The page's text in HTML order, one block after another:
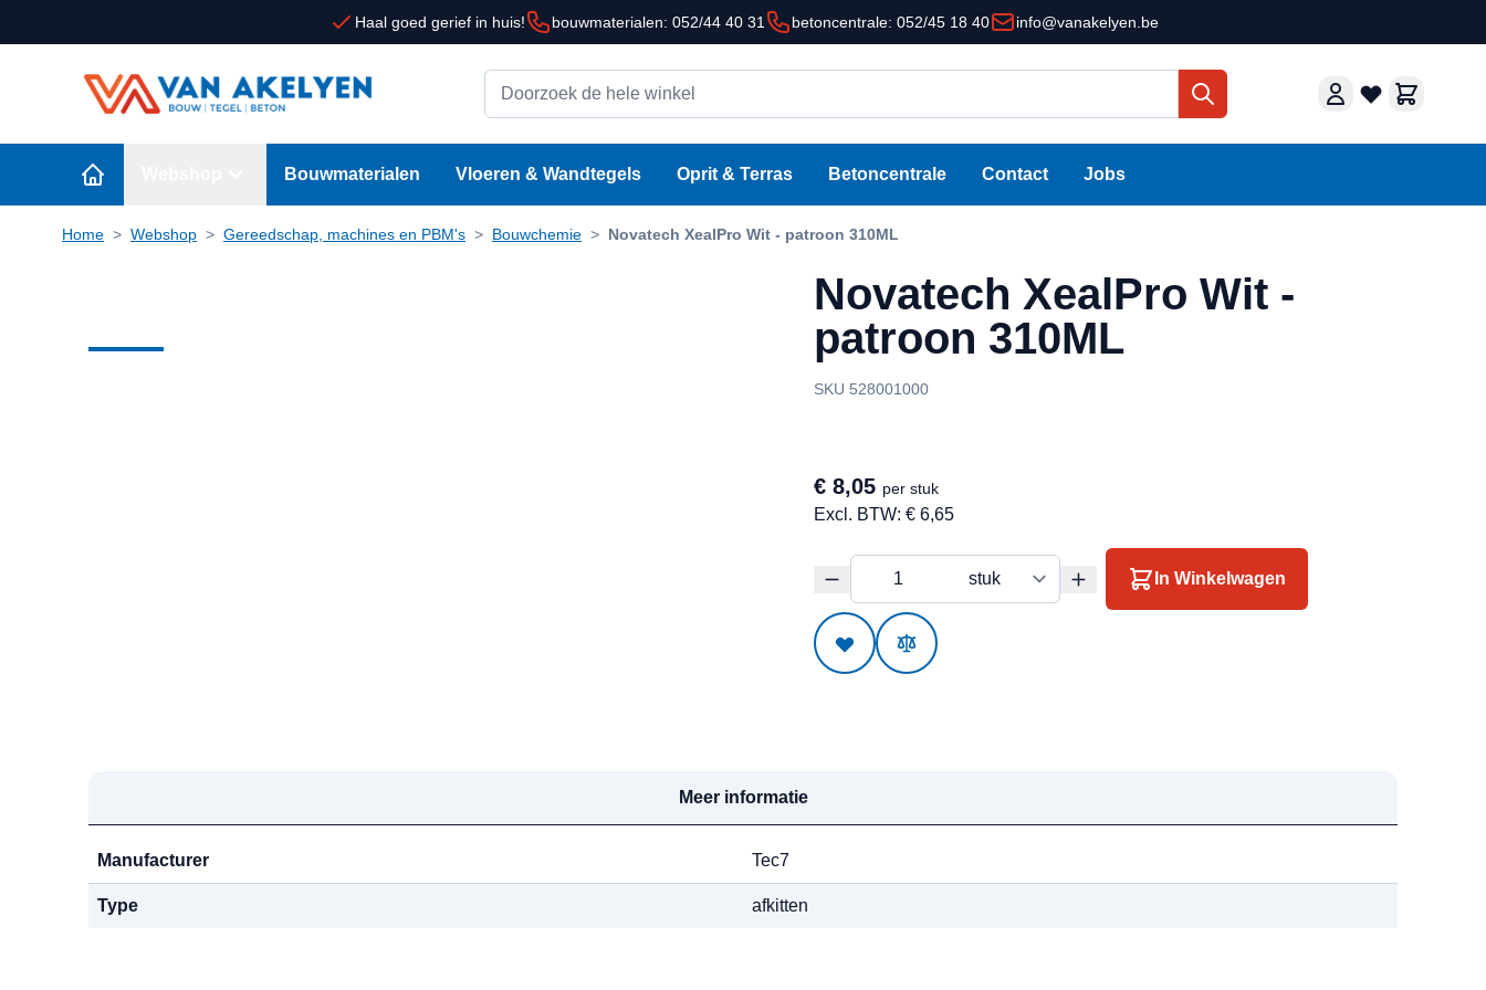
Haal goed gerief in huis! bouwmaterialen: 052/44 40 31 betoncentrale: 052/45 18 40 info@vanakelyen.be
Doorzoek de hele winkel
Bouwmaterialen Vloeren & Wandtegels Oprit & Terras Betoncentrale Contact Jobs
Home > Webshop > Gereedschap, machines en PBM's > Bouwchemie > Novatech XealPro Wit - patroon 310ML
Novatech XealPro Wit -
patroon 310ML
SKU 528001000
€ 8,05 per stuk
Excl. BTW: € 6,65
In Winkelwagen
Meer informatie
Manufacturer Tec7
Type afkitten